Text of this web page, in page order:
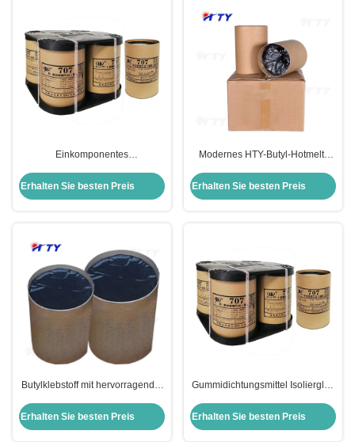
Einkomponentes
Isolierglas Modern Design
Erhalten Sie besten Preis
Modernes HTY-Butyl-Hotmelt-
Isolierglas
Erhalten Sie besten Preis
Butylklebstoff mit hervorragender
garantiert
Erhalten Sie besten Preis
Gummidichtungsmittel Isolierglas
Hochtemperaturbeständigkeit
Erhalten Sie besten Preis